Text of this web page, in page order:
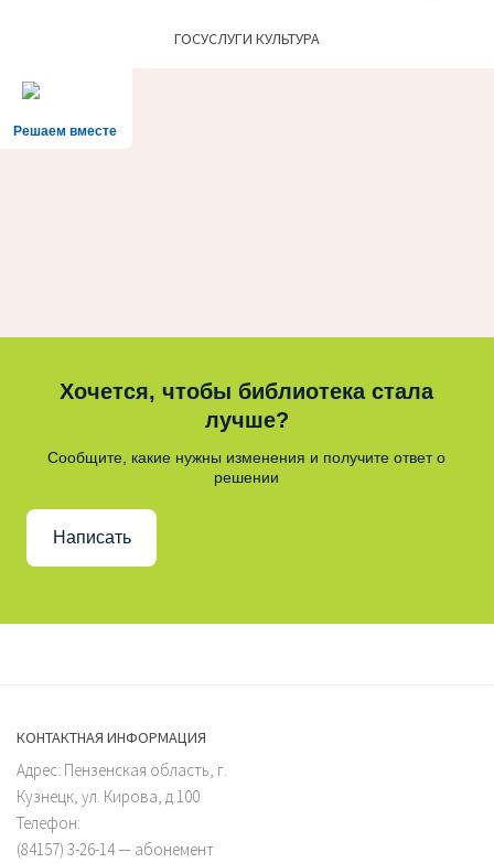
ГОСУСЛУГИ КУЛЬТУРА
Решаем вместе
Хочется, чтобы библиотека стала
лучше?
Сообщите, какие нужны изменения и получите ответ о
решении
Написать
КОНТАКТНАЯ ИНФОРМАЦИЯ
Адрес: Пензенская область, г.
Кузнецк, ул. Кирова, д.100
Телефон:
(84157) 3-26-14 — абонемент